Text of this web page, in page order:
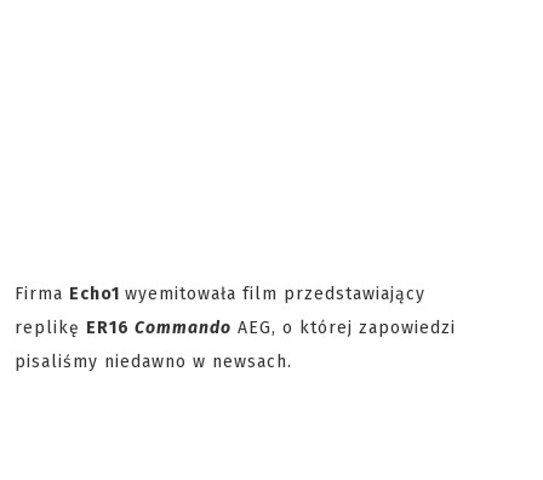
Firma Echo1 wyemitowała film przedstawiający
replikę ER16 Commando AEG, o której zapowiedzi
pisaliśmy niedawno w newsach.